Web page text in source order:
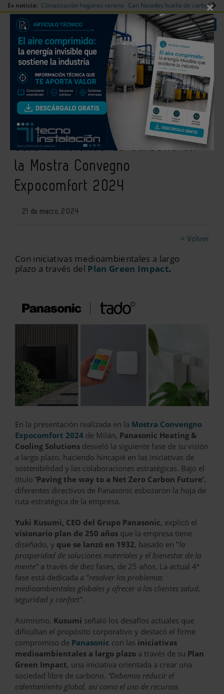
Es noticia: Climatización hogares verano Can Naiades huella de carbono
Redes Sociales Es noticia Login empresas Registro
Panasonic reafirma su
estrategia hacia un futuro de
cero emisiones de carbono en
la Mostra Convegno
Expocomfort 2024
21 de marzo, 2024
< Volver
Con iniciativas medioambientales a largo
plazo a través del Plan Green Impact.
‹ ›
En la presentación realizada en la Mostra Convengno
Expocomfort 2024 de Milán, Panasonic Heating &
Cooling Solutions desveló la siguiente fase de su visión
a largo plazo, haciendo hincapié en las iniciativas de
sostenibilidad y las colaboraciones estratégicas. Bajo el
título ‘Paving the way to a Net Zero Carbon Future’,
diferentes directivos de Panasonic esbozaron la hoja de
ruta estratégica de la empresa.
Yuki Kusumi, CEO del Grupo Panasonic, explicó el
visionario plan de 250 años que la empresa tiene
diseñado, y que se lanzó en 1932, basado en "la
prosperidad de soluciones materiales y el bienestar de la
mente" a través de diez fases, de 25 años. La actual 4ª
fase está dedicada a "resolver los problemas
medioambientales globales y ofrecer a los clientes salud,
seguridad y confort".
Asimismo, Kusumi señaló los desafíos actuales que
dificultan el propósito corporativo y destacó el firme
compromiso de Panasonic con las iniciativas
medioambientales a largo plazo a través de su Plan
Green Impact, una iniciativa orientada a crear una
sociedad libre de carbono. “Debemos reducir el
calentamiento global, así como el uso de recursos
×